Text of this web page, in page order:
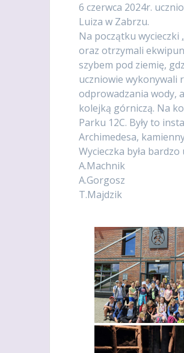
6 czerwca 2024r.
Luiza w Zabrzu.
Na początku
oraz otrzymali
szybem pod ziemię,
uczniowie wykonywali
odprowadzania wody,
kolejką górniczą. Na
Parku 12C. Były to
Archimedesa,
Wycieczka była
A.Machnik
A.Gorgosz
T.Majdzik